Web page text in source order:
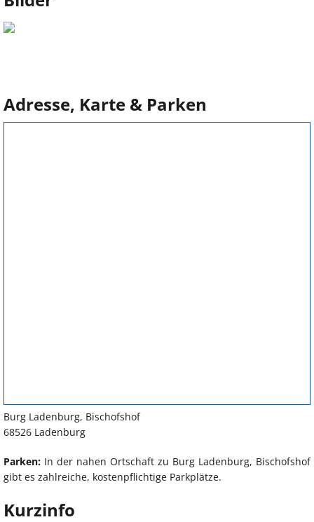
Adresse, Karte & Parken
Burg Ladenburg, Bischofshof
68526 Ladenburg
Parken: In der nahen Ortschaft zu Burg Ladenburg, Bischofshof
gibt es zahlreiche, kostenpflichtige Parkplätze.
Kurzinfo